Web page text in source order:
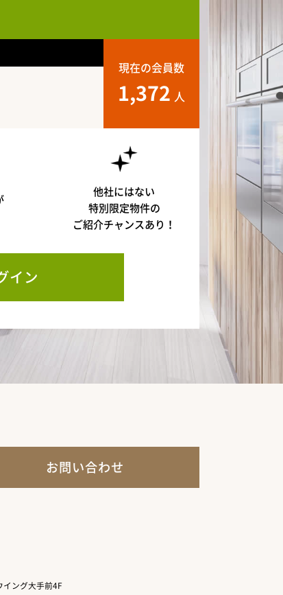
現在の会員数
1,372 人
他社にはない
特別限定物件の
ご紹介チャンスあり！
イン
お問い合わせ
イング大手前4F